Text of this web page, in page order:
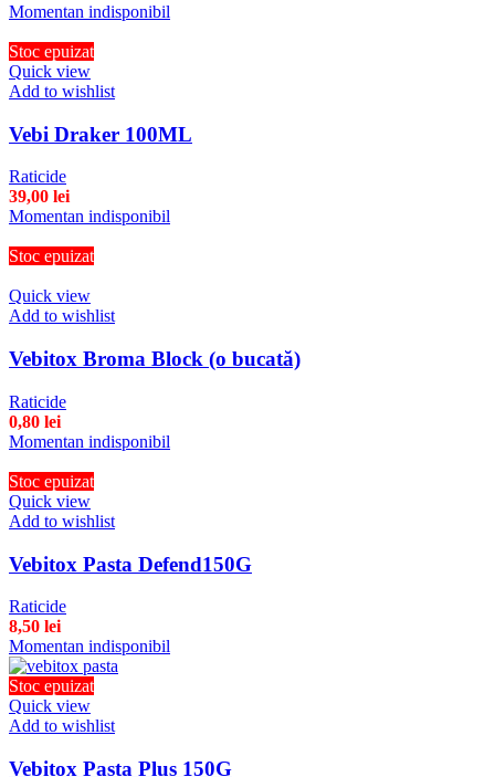
Momentan indisponibil
Stoc epuizat
Quick view
Add to wishlist
Vebi Draker 100ML
Raticide
39,00 lei
Momentan indisponibil
Stoc epuizat
Quick view
Add to wishlist
Vebitox Broma Block (o bucată)
Raticide
0,80 lei
Momentan indisponibil
Stoc epuizat
Quick view
Add to wishlist
Vebitox Pasta Defend150G
Raticide
8,50 lei
Momentan indisponibil
Stoc epuizat
Quick view
Add to wishlist
Vebitox Pasta Plus 150G